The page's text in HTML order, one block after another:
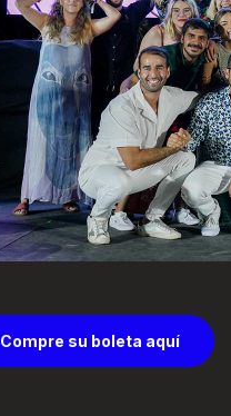
Compre su boleta aquí